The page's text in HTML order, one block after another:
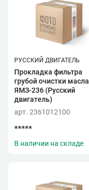
РУССКИЙ ДВИГАТЕЛЬ
Прокладка фильтра
грубой очистки масла
ЯМЗ-236 (Русский
двигатель)
арт. 2361012100
*****
В наличии на складе